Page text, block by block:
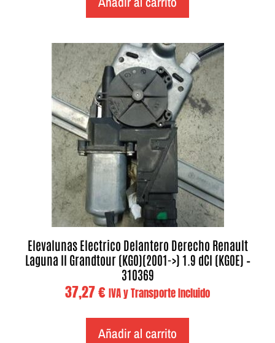
Elevalunas Electrico Delantero Derecho Renault
Laguna II Grandtour (KG0)(2001->) 1.9 dCI (KG0E) –
310369
37,27€ IVA y Transporte Incluido
Añadir al carrito